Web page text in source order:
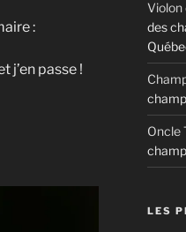
:
j’en passe !
Violon
des
Oncle
LES
cédée ni revendue. En vous
podcasts et autres conseils
bas de page. Vous pouvez